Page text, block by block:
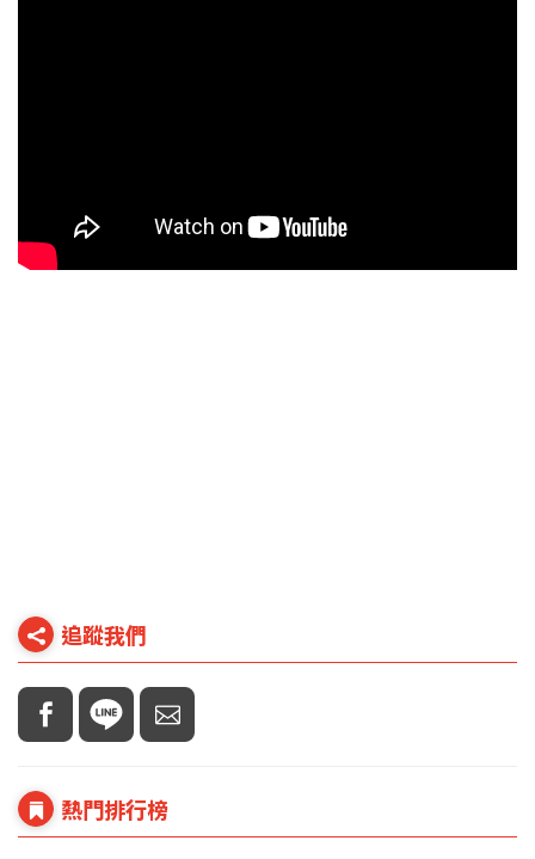
追蹤我們
熱門排行榜